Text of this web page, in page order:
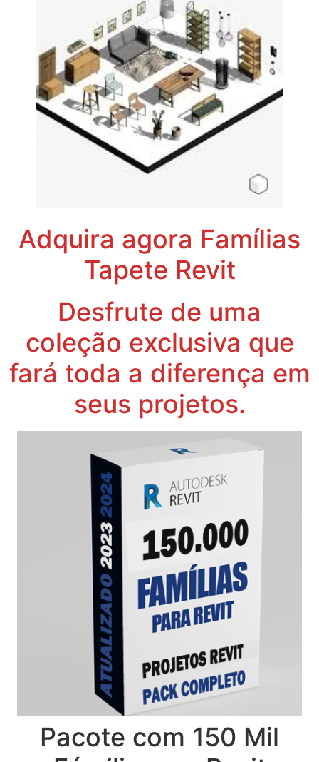
Adquira agora Famílias
Tapete Revit
Desfrute de uma
coleção exclusiva que
fará toda a diferença em
seus projetos.
Pacote com 150 Mil